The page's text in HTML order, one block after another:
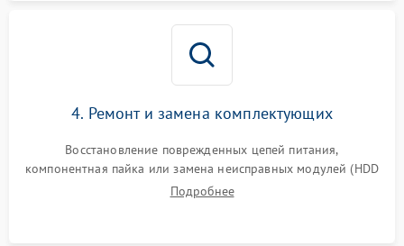
4. Ремонт и замена комплектующих
Восстановление поврежденных цепей питания,
компонентная пайка или замена неисправных модулей (HDD
Подробнее